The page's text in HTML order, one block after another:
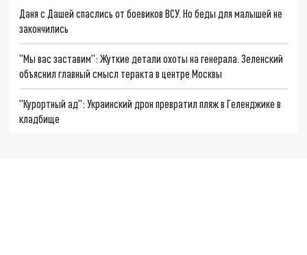
Даня с Дашей спаслись от боевиков ВСУ. Но беды для малышей не
закончились
"Мы вас заставим": Жуткие детали охоты на генерала. Зеленский
объяснил главный смысл теракта в центре Москвы
"Курортный ад": Украинский дрон превратил пляж в Геленджике в
кладбище